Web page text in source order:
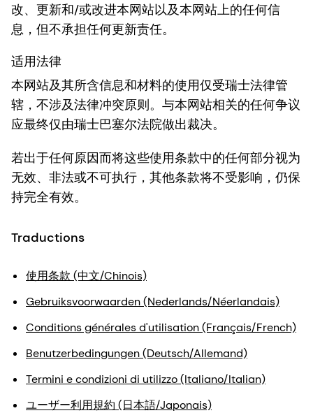
改、更新和/或改进本网站以及本网站上的任何信
息，但不承担任何更新责任。
适用法律
本网站及其所含信息和材料的使用仅受瑞士法律管
辖，不涉及法律冲突原则。与本网站相关的任何争议
应最终仅由瑞士巴塞尔法院做出裁决。
若出于任何原因而将这些使用条款中的任何部分视为
无效、非法或不可执行，其他条款将不受影响，仍保
持完全有效。
Traductions
使用条款 (中文/Chinois)
Gebruiksvoorwaarden (Nederlands/Néerlandais)
Conditions générales d'utilisation (Français/French)
Benutzerbedingungen (Deutsch/Allemand)
Termini e condizioni di utilizzo (Italiano/Italian)
ユーザー利用規約 (日本語/Japonais)